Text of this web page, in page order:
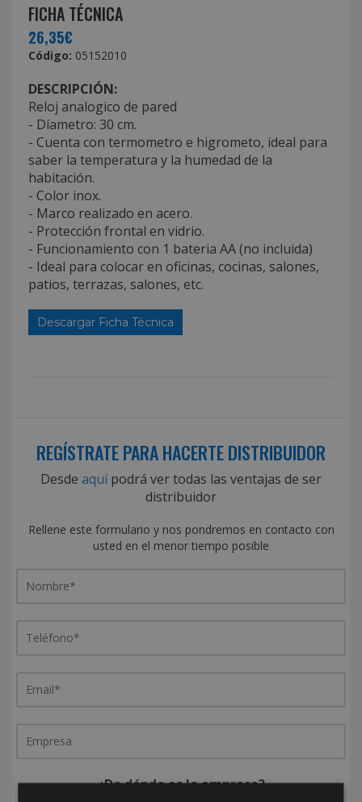
FICHA TÉCNICA
26,35€
Código: 05152010
DESCRIPCIÓN:
Reloj analogico de pared
- Díametro: 30 cm.
- Cuenta con termometro e higrometo, ideal para
saber la temperatura y la humedad de la
habitación.
- Color inox.
- Marco realizado en acero.
- Protección frontal en vidrio.
- Funcionamiento con 1 bateria AA (no incluida)
- Ideal para colocar en oficinas, cocinas, salones,
patios, terrazas, salones, etc.
Descargar Ficha Técnica
REGÍSTRATE PARA HACERTE DISTRIBUIDOR
Desde aquípodrá ver todas las ventajas de ser
distribuidor
Rellene este formulario y nos pondremos en contacto con
usted en el menor tiempo posible
¿De dónde es la empresa?